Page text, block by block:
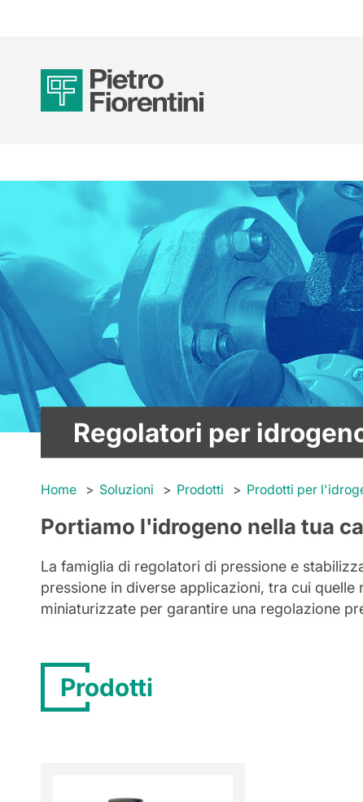
Regolatori per
Home Soluzioni Prodotti Prodotti per
Portiamo l'idrogeno nella tua
La famiglia di regolatori di pressione e
pressione in diverse applicazioni, tra cui
miniaturizzate per garantire una regolazione
Prodotti